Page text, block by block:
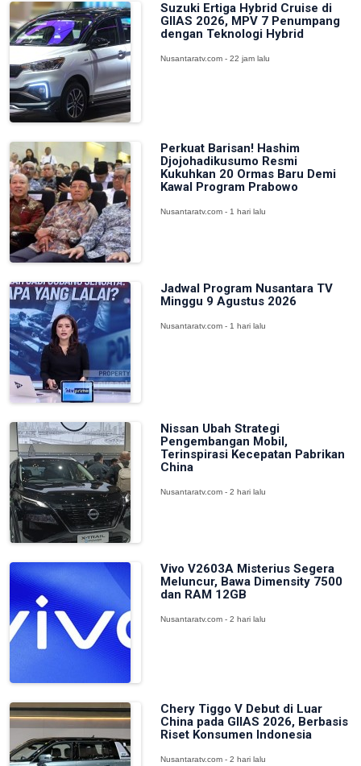
Suzuki Ertiga Hybrid Cruise di
GIIAS 2026, MPV 7 Penumpang
dengan Teknologi Hybrid
Nusantaratv.com - 22 jam lalu
Perkuat Barisan! Hashim
Djojohadikusumo Resmi
Kukuhkan 20 Ormas Baru Demi
Kawal Program Prabowo
Nusantaratv.com - 1 hari lalu
Jadwal Program Nusantara TV
Minggu 9 Agustus 2026
Nusantaratv.com - 1 hari lalu
Nissan Ubah Strategi
Pengembangan Mobil,
Terinspirasi Kecepatan Pabrikan
China
Nusantaratv.com - 2 hari lalu
Vivo V2603A Misterius Segera
Meluncur, Bawa Dimensity 7500
dan RAM 12GB
Nusantaratv.com - 2 hari lalu
Chery Tiggo V Debut di Luar
China pada GIIAS 2026, Berbasis
Riset Konsumen Indonesia
Nusantaratv.com - 2 hari lalu